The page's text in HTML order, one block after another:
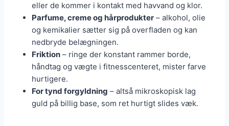
eller de kommer i kontakt med havvand og klor.
Parfume, creme og hårprodukter – alkohol, olie
og kemikalier sætter sig på overfladen og kan
nedbryde belægningen.
Friktion – ringe der konstant rammer borde,
håndtag og vægte i fitnesscenteret, mister farve
hurtigere.
For tynd forgyldning – altså mikroskopisk lag
guld på billig base, som ret hurtigt slides væk.